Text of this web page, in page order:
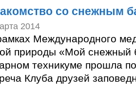
со снежным
2014
Международного
природы «Мой снежный
техникуме прошла
Клуба друзей